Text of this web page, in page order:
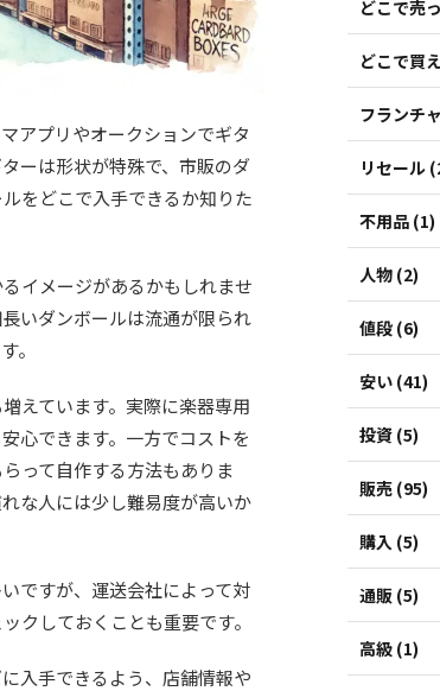
アプリやオークションでギタ
ーは形状が特殊で、市販のダ
をどこで入手できるか知りた
イメージがあるかもしれませ
いダンボールは流通が限られ
。
えています。実際に楽器専用
心できます。一方でコストを
って自作する方法もありま
な人には少し難易度が高いか
ですが、運送会社によって対
クしておくことも重要です。
入手できるよう、店舗情報や
どこで売
どこで買
フランチ
リセール
不用品 (1)
人物 (2)
値段 (6)
安い (41)
投資 (5)
販売 (95)
購入 (5)
通販 (5)
高級 (1)